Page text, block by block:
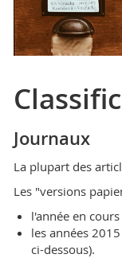
Journaux
La plupart des
Les "versions
l'année en
les années
ci-dessous).